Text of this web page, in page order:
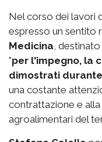
Nel corso dei lavori
espresso un sentito
Medicina,
"per l'impegno, la
dimostrati
una costante
contrattazione e
agroalimentari del